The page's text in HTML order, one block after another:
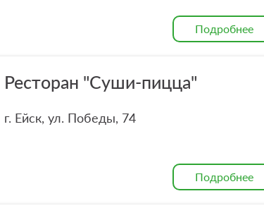
Подробнее
Ресторан "Суши-пицца"
г. Ейск, ул. Победы, 74
Подробнее